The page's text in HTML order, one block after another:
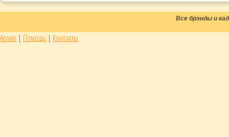
Все брэнды и
Архив | Помощь | Контакты